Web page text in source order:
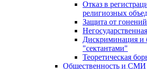
Отказ в
религиозных
Защита от гонений
Дискриминация и
"сектантами"
Теоретическая
Общественность и СМИ